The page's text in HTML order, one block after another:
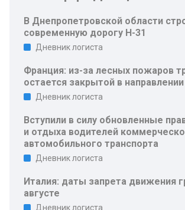
В Днепропетровской области
современную дорогу Н-31
Дневник логиста
Франция: из-за лесных пожаров
остается закрытой в
Дневник логиста
Вступили в силу обновленные
и отдыха водителей
автомобильного транспорта
Дневник логиста
Италия: даты запрета движения
августе
Дневник логиста